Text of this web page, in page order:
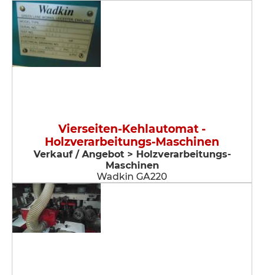
Vierseiten-Kehlautomat -
Holzverarbeitungs-Maschinen
Verkauf / Angebot > Holzverarbeitungs-
Maschinen
Wadkin GA220